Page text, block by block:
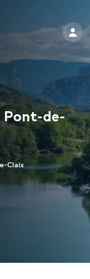
Pont-de-
Claix